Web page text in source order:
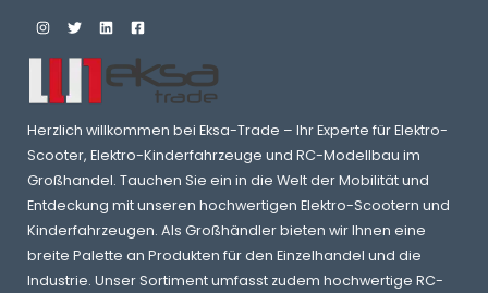
Herzlich willkommen bei Eksa-Trade – Ihr Experte für Elektro-
Scooter, Elektro-Kinderfahrzeuge und RC-Modellbau im
Großhandel. Tauchen Sie ein in die Welt der Mobilität und
Entdeckung mit unseren hochwertigen Elektro-Scootern und
Kinderfahrzeugen. Als Großhändler bieten wir Ihnen eine
breite Palette an Produkten für den Einzelhandel und die
Industrie. Unser Sortiment umfasst zudem hochwertige RC-